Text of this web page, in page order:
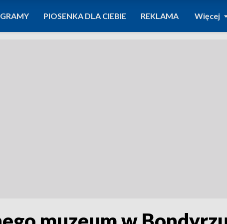
PIOSENKA DLA CIEBIE REKLAMA Więcej